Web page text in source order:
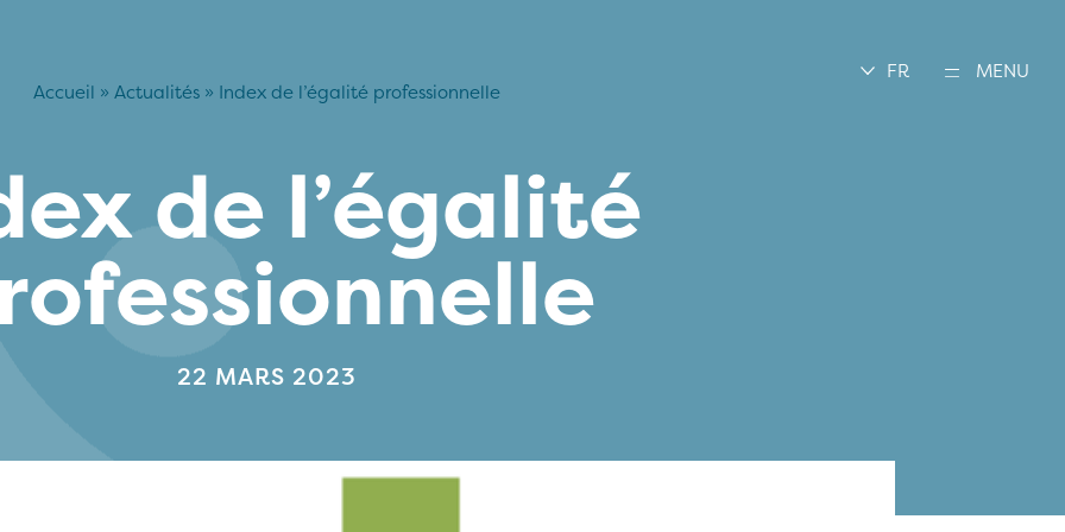
FR
MENU
Accueil » Actualités» Index de l’égalité professionnelle
de l’égalité
22 MARS 2023